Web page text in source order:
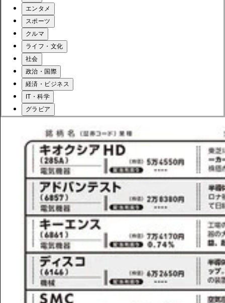
エンタメ
スポーツ
クルマ
ライフ・文化
社会
政治・国際
経済・ビジネス
IT・科学
グラビア